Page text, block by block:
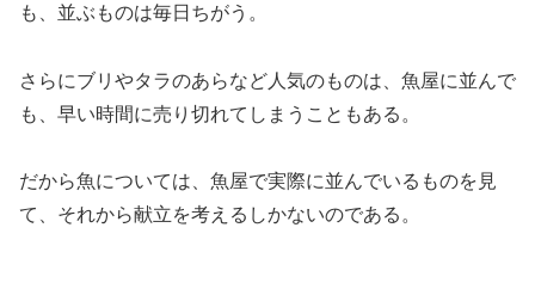
も、並ぶものは毎日ちがう。
さらにブリやタラのあらなど人気のものは、魚屋に並んで
も、早い時間に売り切れてしまうこともある。
だから魚については、魚屋で実際に並んでいるものを見
て、それから献立を考えるしかないのである。